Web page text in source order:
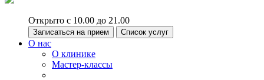
Открыто с 10.00 до 21.00
Записаться на прием Список услуг
О нас
О клинике
Мастер-классы